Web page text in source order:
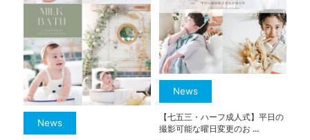
News
News
【七五三・ハーフ成人式】平日の
撮影可能な曜日変更のお ...